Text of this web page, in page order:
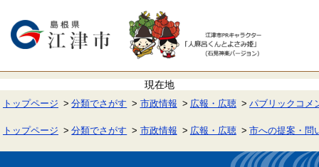
で
ば
本
へ
トップページ 分類でさがす 市政情報 広報・広聴 パブリックコメ
トップページ 分類でさがす 市政情報 広報・広聴 市への提案・問